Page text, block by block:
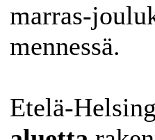
marras-
mennessä.
Etelä-